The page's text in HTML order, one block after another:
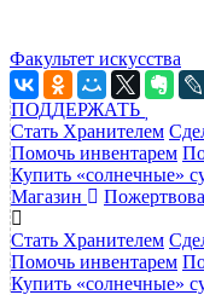
Факультет искусства
ПОДДЕРЖАТЬ
Стать Хранителем
Помочь инвентарем
Купить «солнечные»
Магазин
Стать Хранителем
Помочь инвентарем
Купить «солнечные»